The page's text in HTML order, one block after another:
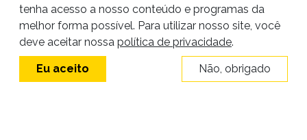
Site desenvolvido por
tenha acesso a nosso conteúdo e programas da
melhor forma possível. Para utilizar nosso site, você
deve aceitar nossa política de privacidade.
Eu aceito Não, obrigado